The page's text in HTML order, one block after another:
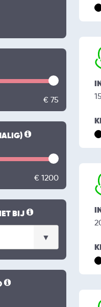
€ 75
€ 1200
BIJ